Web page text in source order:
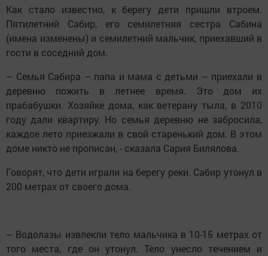
Как стало известно, к берегу дети пришли втроем.
Пятилетний Сабир, его семилетняя сестра Сабина
(имена изменены) и семилетний мальчик, приехавший в
гости в соседний дом.
– Семья Сабира – папа и мама с детьми – приехали в
деревню пожить в летнее время. Это дом их
прабабушки. Хозяйке дома, как ветерану тыла, в 2010
году дали квартиру. Но семья деревню не забросила,
каждое лето приезжали в свой старенький дом. В этом
доме никто не прописан, - сказала Сария Билялова.
Говорят, что дети играли на берегу реки. Сабир утонул в
200 метрах от своего дома.
– Водолазы извлекли тело мальчика в 10-15 метрах от
того места, где он утонул. Тело унесло течением и